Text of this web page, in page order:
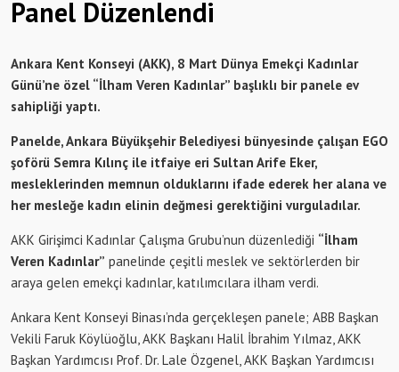
Panel Düzenlendi
Ankara Kent Konseyi (AKK), 8 Mart Dünya Emekçi Kadınlar
Günü’ne özel “İlham Veren Kadınlar” başlıklı bir panele ev
sahipliği yaptı.
Panelde, Ankara Büyükşehir Belediyesi bünyesinde çalışan EGO
şoförü Semra Kılınç ile itfaiye eri Sultan Arife Eker,
mesleklerinden memnun olduklarını ifade ederek her alana ve
her mesleğe kadın elinin değmesi gerektiğini vurguladılar.
AKK Girişimci Kadınlar Çalışma Grubu’nun düzenlediği “İlham
Veren Kadınlar” panelinde çeşitli meslek ve sektörlerden bir
araya gelen emekçi kadınlar, katılımcılara ilham verdi.
Ankara Kent Konseyi Binası’nda gerçekleşen panele; ABB Başkan
Vekili Faruk Köylüoğlu, AKK Başkanı Halil İbrahim Yılmaz, AKK
Başkan Yardımcısı Prof. Dr. Lale Özgenel, AKK Başkan Yardımcısı